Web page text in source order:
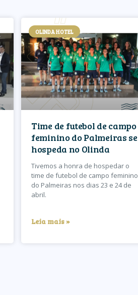
OLINDA HOTEL
Time de futebol de campo
feminino do Palmeiras se
hospeda no Olinda
Tivemos a honra de hospedar o
time de futebol de campo feminino
do Palmeiras nos dias 23 e 24 de
abril.
Leia mais »